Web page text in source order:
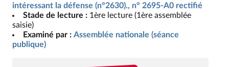
intéressant la défense (n°2630)., n° 2695-A0 rectifié
Stade de lecture : 1ère lecture (1ère assemblée
saisie)
Examiné par : Assemblée nationale (séance
publique)